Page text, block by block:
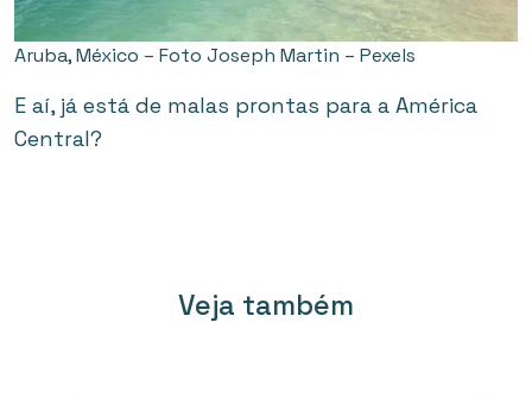
Aruba, México – Foto Joseph Martin – Pexels
E aí, já está de malas prontas para a América
Central?
Veja também